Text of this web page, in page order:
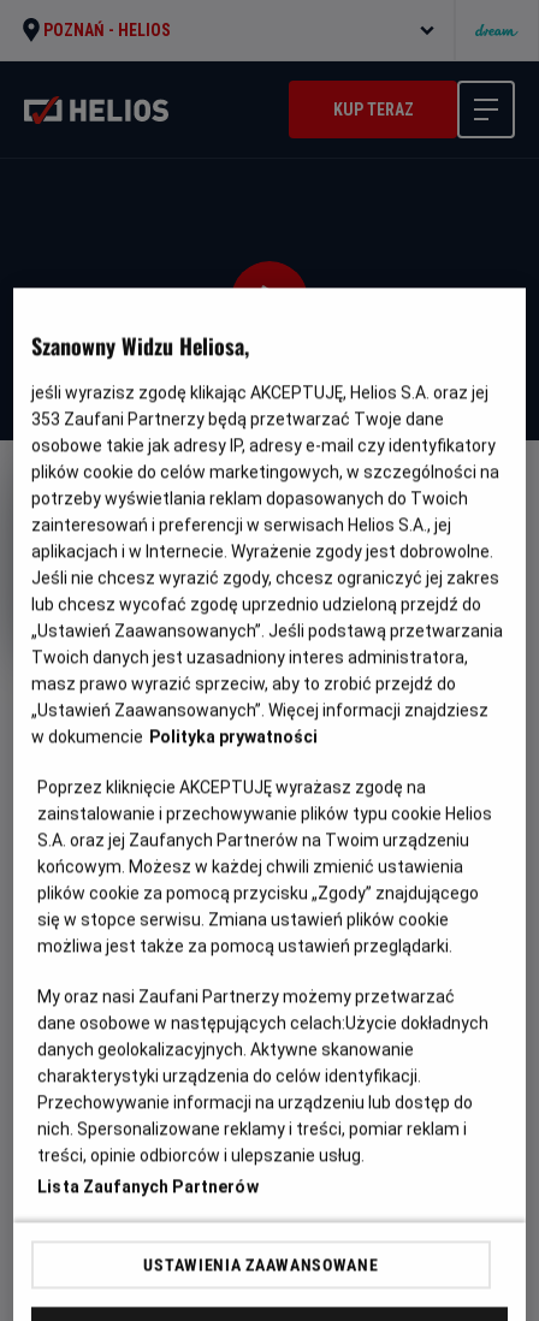
POZNAŃ - HELIOS
KUP TERAZ
DUBBING WERSJA JĘZYKOWA UA
OBSERWUJ
Enkanto: Svit Mahiyi - UA
Oryginalny
tytuł
Encanto Gatunek
Animowany / Przygodowy
Od 7 lat
Czas
trwania
110 min
Kraj
i
rok
produkcji
USA (2021)
OCENA HELIOS
7.2
PREMIERA
26 listopada 2021
REŻYSERIA
Байрон Говард, Чаріс
Кастро Сміт, Джаред Буш
SCENARIUSZ
Чаріс Кастро Сміт, Джаред
Буш
OPIS FILMU
Нова анімація «Енканто: Світ магії» від Walt Disney
Animation Studios розповідає історію про незвичайну
родину Мадриґаль. Вони живуть у чарівному будиночку,
захованому в горах Колумбії, у жвавому містечку під
назвою Енканто. Магія Енканто благословила кожну
дитину в родині унікальним подарунком: від суперсили до
дару зцілення. Кожну дитину…окрім Мірабель. Однак, коли
дівчина з’ясовує, що магії Енканто загрожує небезпека,
Мірабель вирішує, що саме вона, єдина звичайна дитина
родини Мадриґаль, має стати останньою надією на
порятунок містечка.
Szanowny Widzu Heliosa,
jeśli wyrazisz zgodę klikając AKCEPTUJĘ, Helios S.A. oraz jej
353 Zaufani Partnerzy będą przetwarzać Twoje dane
osobowe takie jak adresy IP, adresy e-mail czy identyfikatory
plików cookie do celów marketingowych, w szczególności na
potrzeby wyświetlania reklam dopasowanych do Twoich
zainteresowań i preferencji w serwisach Helios S.A., jej
aplikacjach i w Internecie. Wyrażenie zgody jest dobrowolne.
Jeśli nie chcesz wyrazić zgody, chcesz ograniczyć jej zakres
lub chcesz wycofać zgodę uprzednio udzieloną przejdź do
„Ustawień Zaawansowanych”. Jeśli podstawą przetwarzania
Twoich danych jest uzasadniony interes administratora,
masz prawo wyrazić sprzeciw, aby to zrobić przejdź do
„Ustawień Zaawansowanych”. Więcej informacji znajdziesz
w dokumencie Polityka prywatności
Poprzez kliknięcie AKCEPTUJĘ wyrażasz zgodę na
zainstalowanie i przechowywanie plików typu cookie Helios
S.A. oraz jej Zaufanych Partnerów na Twoim urządzeniu
końcowym. Możesz w każdej chwili zmienić ustawienia
plików cookie za pomocą przycisku „Zgody” znajdującego
się w stopce serwisu. Zmiana ustawień plików cookie
możliwa jest także za pomocą ustawień przeglądarki.
My oraz nasi Zaufani Partnerzy możemy przetwarzać
dane osobowe w następujących celach:Użycie dokładnych
danych geolokalizacyjnych. Aktywne skanowanie
charakterystyki urządzenia do celów identyfikacji.
Przechowywanie informacji na urządzeniu lub dostęp do
nich. Spersonalizowane reklamy i treści, pomiar reklam i
treści, opinie odbiorców i ulepszanie usług.
Lista Zaufanych Partnerów
USTAWIENIA ZAAWANSOWANE